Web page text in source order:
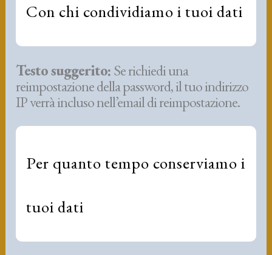
Con chi condividiamo i tuoi dati
Testo suggerito:Se richiedi una
reimpostazione della password, il tuo indirizzo
IP verrà incluso nell’email di reimpostazione.
Per quanto tempo conserviamo i
tuoi dati